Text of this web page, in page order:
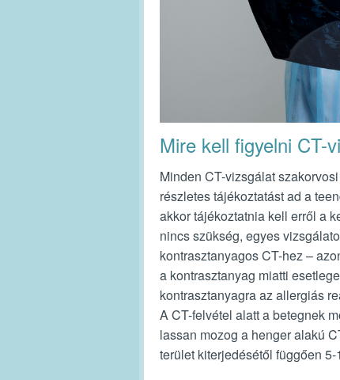
Mire kell figyelni CT-
Minden CT-vizsgálat
részletes tájékoztatást ad a
akkor tájékoztatnia kell erről a
nincs szükség, egyes
kontrasztanyagos CT-hez –
a kontrasztanyag miatti
kontrasztanyagra az allergiás
A CT-felvétel alatt a betegnek
lassan mozog a henger alakú
terület kiterjedésétől függően 5-